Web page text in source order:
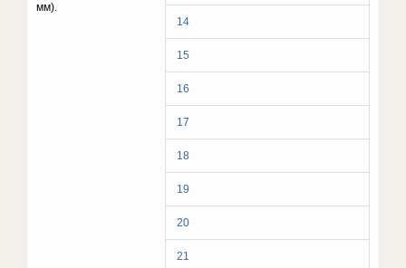
14
15
16
17
18
19
20
21
мм).